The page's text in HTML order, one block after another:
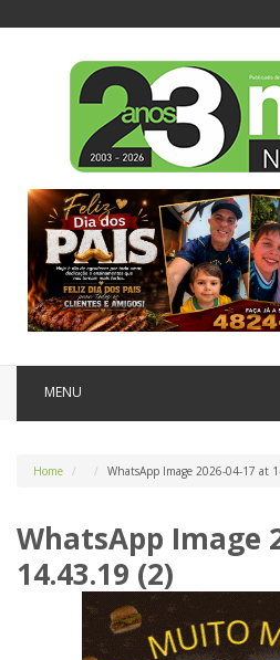
MENU
Home WhatsApp Image 2026-04-17 at
WhatsApp Image
14.43.19 (2)